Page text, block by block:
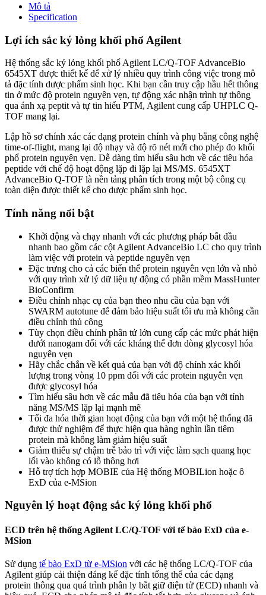
Mô tả
Specification
Lợi ích sắc ký lỏng khối phổ Agilent
Hệ thống sắc ký lỏng khối phổ Agilent LC/Q-TOF AdvanceBio
6545XT được thiết kế để xử lý nhiều quy trình công việc trong mô
tả đặc tính dược phẩm sinh học. Khi bạn cần truy cập hầu hết thông
tin ở mức độ protein nguyên vẹn, tự động xác nhận trình tự thông
qua ánh xạ peptit và tự tin hiểu PTM, Agilent cung cấp UHPLC Q-
TOF mang lại.
Lập hồ sơ chính xác các dạng protein chính và phụ bằng công nghệ
time-of-flight, mang lại độ nhạy và độ rõ nét mới cho phép đo khối
phổ protein nguyên vẹn. Dễ dàng tìm hiểu sâu hơn về các tiêu hóa
peptide với chế độ hoạt động lặp đi lặp lại MS/MS. 6545XT
AdvanceBio Q-TOF là nền tảng phân tích trong một bộ công cụ
toàn diện được thiết kế cho dược phẩm sinh học.
Tính năng nổi bật
Khởi động và chạy nhanh với các phương pháp bắt đầu
nhanh bao gồm các cột Agilent AdvanceBio LC cho quy trình
làm việc với protein và peptide nguyên vẹn
Đặc trưng cho cả các biến thể protein nguyên vẹn lớn và nhỏ
với quy trình xử lý dữ liệu tự động có phần mềm MassHunter
BioConfirm
Điều chỉnh nhạc cụ của bạn theo nhu cầu của bạn với
SWARM autotune để đảm bảo hiệu suất tối ưu mà không cần
điều chỉnh thủ công
Tùy chọn điều chỉnh phân tử lớn cung cấp các mức phát hiện
dưới nanogam đối với các kháng thể đơn dòng glycosyl hóa
nguyên vẹn
Hãy chắc chắn về kết quả của bạn với độ chính xác khối
lượng trong vòng 10 ppm đối với các protein nguyên vẹn
được glycosyl hóa
Tìm hiểu sâu hơn về các mẫu đã tiêu hóa của bạn với tính
năng MS/MS lặp lại mạnh mẽ
Tối đa hóa thời gian hoạt động của bạn với một hệ thống đã
được thử nghiệm để thực hiện qua hàng nghìn lần tiêm
protein mà không làm giảm hiệu suất
Giảm thiểu sự chậm trễ bảo trì với việc làm sạch quang học
lối vào không có lỗ thông hơi
Hỗ trợ tích hợp MOBIE của Hệ thống MOBILion hoặc ô
ExD của e-MSion
Nguyên lý hoạt động sắc ký lỏng khối phổ
ECD trên hệ thống Agilent LC/Q-TOF với tế bào ExD của e-
MSion
Sử dụng tế bào ExD từ e-MSion với các hệ thống LC/Q-TOF của
Agilent giúp cải thiện đáng kể đặc tính tổng thể của các dạng
protein thông qua quá trình phân ly bắt giữ điện tử (ECD) nhanh và